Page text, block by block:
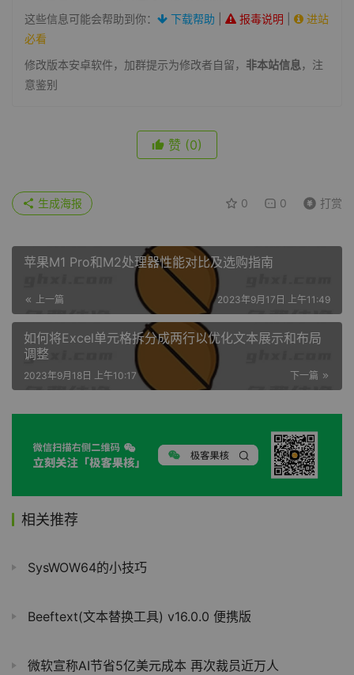
这些信息可能会帮助到你：
下载帮助 报毒说明
进站
必看
修改版本安卓软件，加群提示为修改者自留， 非本站信息，注
意鉴别
赞 (0)
0 0 打赏
生成海报
苹果M1 Pro和M2处理器性能对比及选购指南
上一篇 2023年9月17日 上午11:49
如何将Excel单元格拆分成两行以优化文本展示和布局
调整
下一篇
2023年9月18日 上午10:17
相关推荐
SysWOW64的小技巧
Beeftext(文本替换工具) v16.0.0 便携版
微软宣称AI节省5亿美元成本 再次裁员近万人